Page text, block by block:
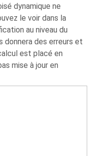
dynamique ne
le voir dans la
au niveau du
donnera des erreurs et
est placé en
mise à jour en